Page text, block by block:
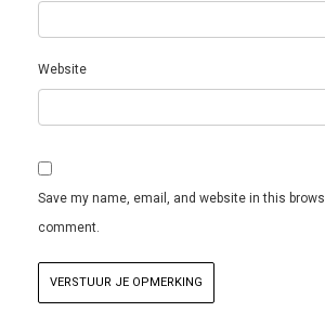
Website
Save my name, email, and website in this
comment.